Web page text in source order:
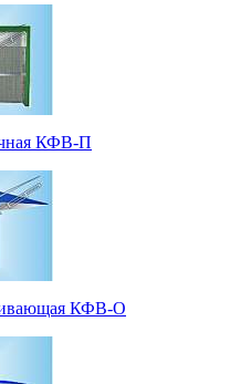
КФВ-П
КФВ-О